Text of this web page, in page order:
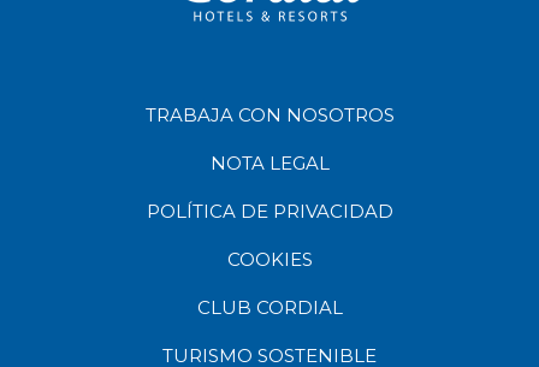
TRABAJA CON NOSOTROS
NOTA LEGAL
POLÍTICA DE PRIVACIDAD
COOKIES
CLUB CORDIAL
TURISMO SOSTENIBLE